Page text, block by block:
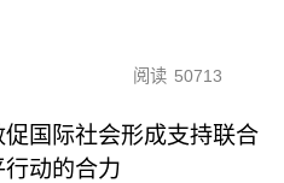
阅读 50713
促国际社会形成支持联合
行动的合力